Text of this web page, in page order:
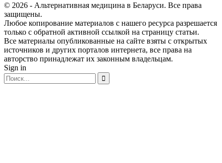
© 2026 - Альтернативная медицина в Беларуси. Все права
защищены.
Любое копирование материалов с нашего ресурса разрешается
только с обратной активной ссылкой на страницу статьи.
Все материалы опубликованные на сайте взяты с открытых
источников и других порталов интернета, все права на
авторство принадлежат их законным владельцам.
Sign in